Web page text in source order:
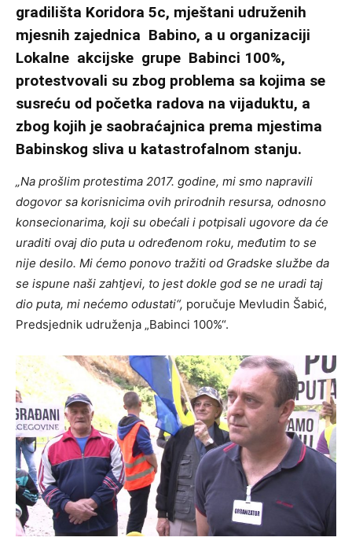
gradilišta Koridora 5c, mještani udruženih
mjesnih zajednica Babino, a u organizaciji
Lokalne akcijske grupe Babinci 100%,
protestvovali su zbog problema sa kojima se
susreću od početka radova na vijaduktu, a
zbog kojih je saobraćajnica prema mjestima
Babinskog sliva u katastrofalnom stanju.
„Na prošlim protestima 2017. godine, mi smo napravili
dogovor sa korisnicima ovih prirodnih resursa, odnosno
konsecionarima, koji su obećali i potpisali ugovore da će
uraditi ovaj dio puta u određenom roku, međutim to se
nije desilo. Mi ćemo ponovo tražiti od Gradske službe da
se ispune naši zahtjevi, to jest dokle god se ne uradi taj
dio puta, mi nećemo odustati“, poručuje Mevludin Šabić,
Predsjednik udruženja „Babinci 100%“.